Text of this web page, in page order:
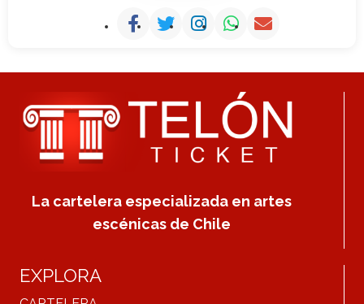
La cartelera especializada en artes
escénicas de Chile
EXPLORA